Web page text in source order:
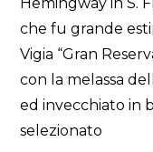
Hemingway in S.
che fu grande
Vigia “Gran
con la melassa
ed invecchiato in
selezionato